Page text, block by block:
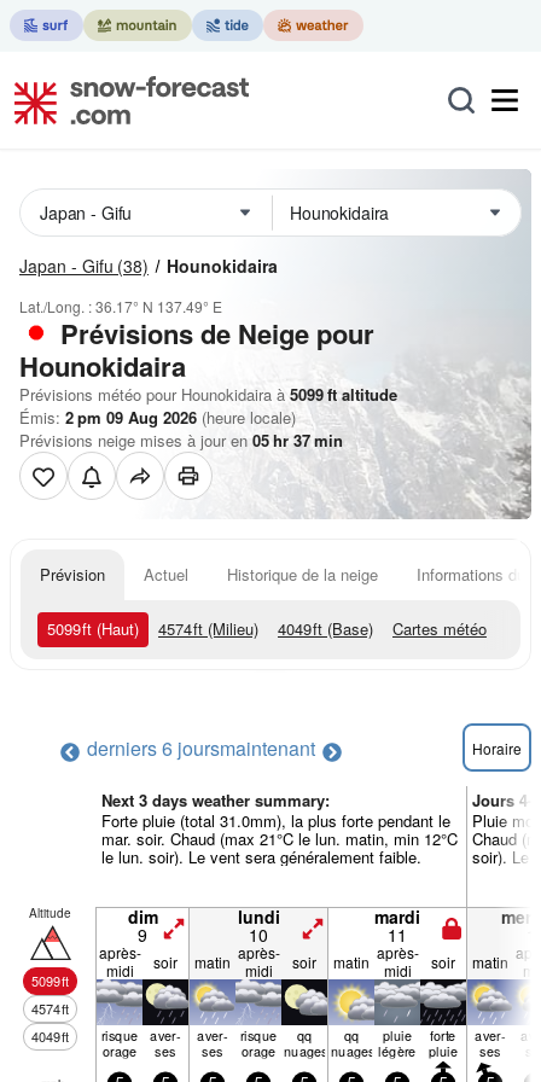
Japan - Gifu (38) Hounokidaira
Lat./Long. :36.17° N 137.49° E
Prévisions de Neige pour
Hounokidaira
Prévisions météo pour Hounokidaira à 5099ftaltitude
Émis: 2 pm 09 Aug 2026 (heure locale)
Prévisions neige mises à jour en 05hr 37min
Prévision Actuel Historique de la neige Informations du
5099ft (Haut) 4574ft (Milieu) 4049ft (Base) Cartes météo
derniers 6 joursmaintenant Horaire
Next 3 days weather summary:
Forte pluie (total 31.0mm), la plus forte pendant le
mar. soir. Chaud (max 21°C le lun. matin, min 12°C
le lun. soir). Le vent sera généralement faible.
Jours 4-
Pluie
Chaud
soir). Le
Altitude
5099ft
4574ft
4049ft
dim
9
lundi
10
mardi
11
après-
midi
soir matin après-
midi
soir matin après-
midi
soir matin
risque
orage
aver­
ses
aver­
ses
risque
orage
qq
nuages
qq
nuages
pluie
légère
forte
pluie
aver­
ses